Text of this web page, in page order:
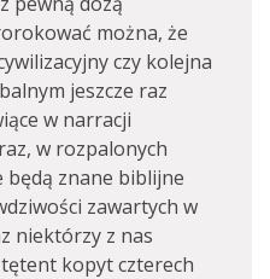
można, że
czy kolejna
jeszcze raz
w narracji
w rozpalonych
będą znane biblijne
zawartych w
niektórzy z nas
tętent kopyt czterech